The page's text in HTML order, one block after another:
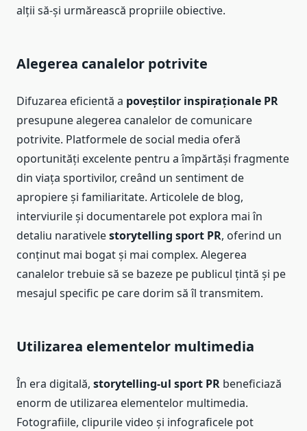
alții să-și urmărească propriile obiective.
Alegerea canalelor potrivite
Difuzarea eficientă a poveștilor inspiraționale PR
presupune alegerea canalelor de comunicare
potrivite. Platformele de social media oferă
oportunități excelente pentru a împărtăși fragmente
din viața sportivilor, creând un sentiment de
apropiere și familiaritate. Articolele de blog,
interviurile și documentarele pot explora mai în
detaliu narativelestorytelling sport PR, oferind un
conținut mai bogat și mai complex. Alegerea
canalelor trebuie să se bazeze pe publicul țintă și pe
mesajul specific pe care dorim să îl transmitem.
Utilizarea elementelor multimedia
În era digitală, storytelling-ul sport PR beneficiază
enorm de utilizarea elementelor multimedia.
Fotografiile, clipurile video și infograficele pot